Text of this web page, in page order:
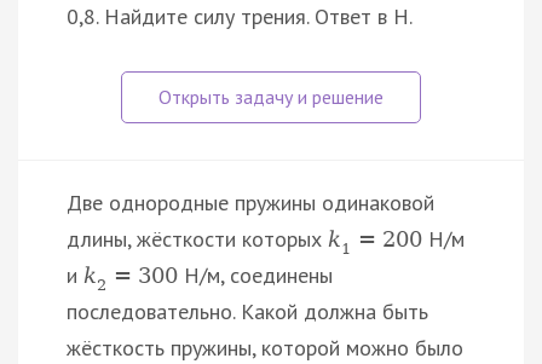
0,8. Найдите силу трения. Ответ в H.
Две однородные пружины одинаковой
длины, жёсткости которых k1 = 200 Н/м
и k2 = 300 Н/м, соединены
последовательно. Какой должна быть
жёсткость пружины, которой можно было